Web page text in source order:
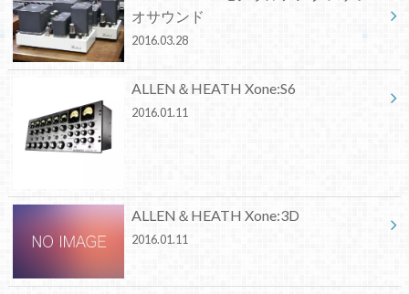
オサウンド
2016.03.28
ALLEN＆HEATH Xone:S6
2016.01.11
ALLEN＆HEATH Xone:3D
2016.01.11